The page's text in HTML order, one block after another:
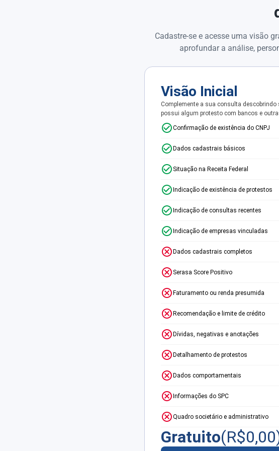
Cadastre-se e acesse uma visão
aprofundar a análise,
Visão Inicial
Complemente a sua consulta descobrindo
possui algum protesto com bancos e
Confirmação de existência do CNPJ
Dados cadastrais básicos
Situação na Receita Federal
Indicação de existência de protestos
Indicação de consultas recentes
Indicação de empresas vinculadas
Dados cadastrais completos
Serasa Score Positivo
Faturamento ou renda presumida
Recomendação e limite de crédito
Dívidas, negativas e anotações
Detalhamento de protestos
Dados comportamentais
Informações do SPC
Quadro societário e administrativo
Gratuito(R$0,00